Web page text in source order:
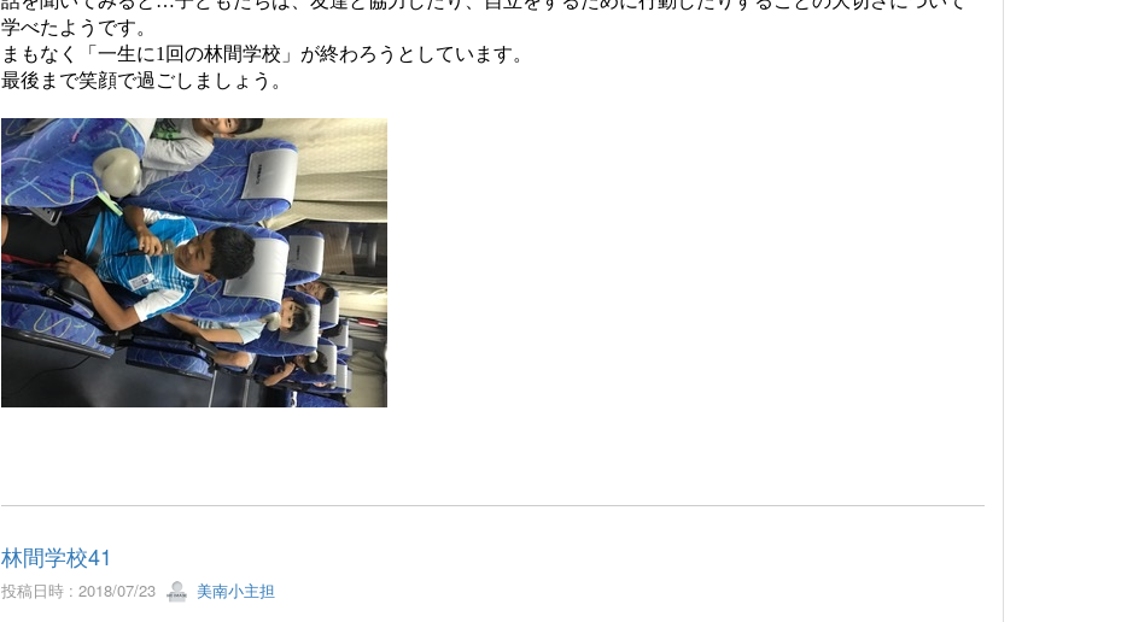
学べたようです。
まもなく「一生に1 回の林間学校」が終わろうとしています。
最後まで笑顔で過ごしましょう。
林間学校41
投稿日時 : 2018/07/23 美南小主担